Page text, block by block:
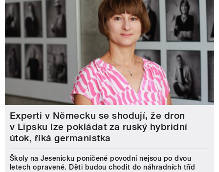
Experti v Německu se shodují, že dron
v Lipsku lze pokládat za ruský hybridní
útok, říká germanistka
Školy na Jesenicku poničené povodní nejsou po dvou
letech opravené. Děti budou chodit do náhradních tříd